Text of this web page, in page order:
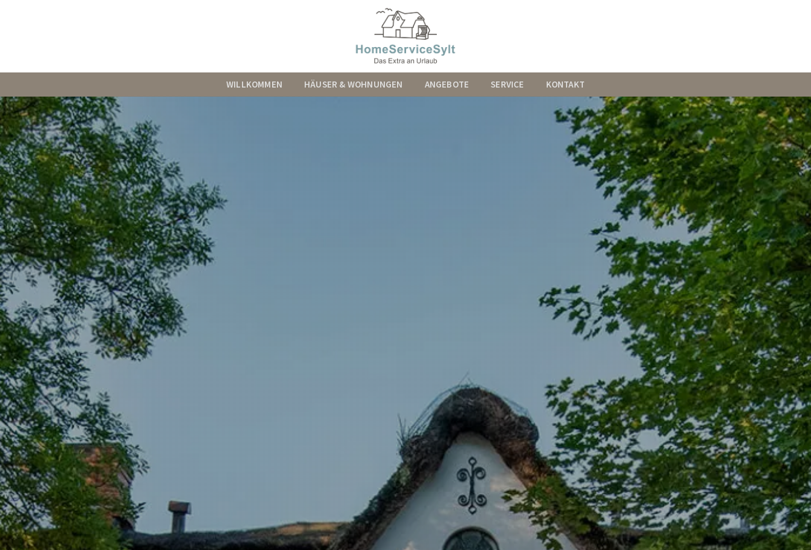
WILLKOMMEN HÄUSER & WOHNUNGEN ANGEBOTE SERVICE KONTAKT